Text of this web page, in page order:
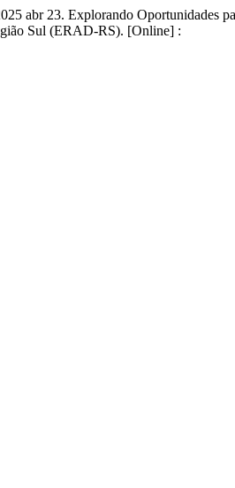
abr 23. Explorando Oportunidades
Sul (ERAD-RS). [Online] :